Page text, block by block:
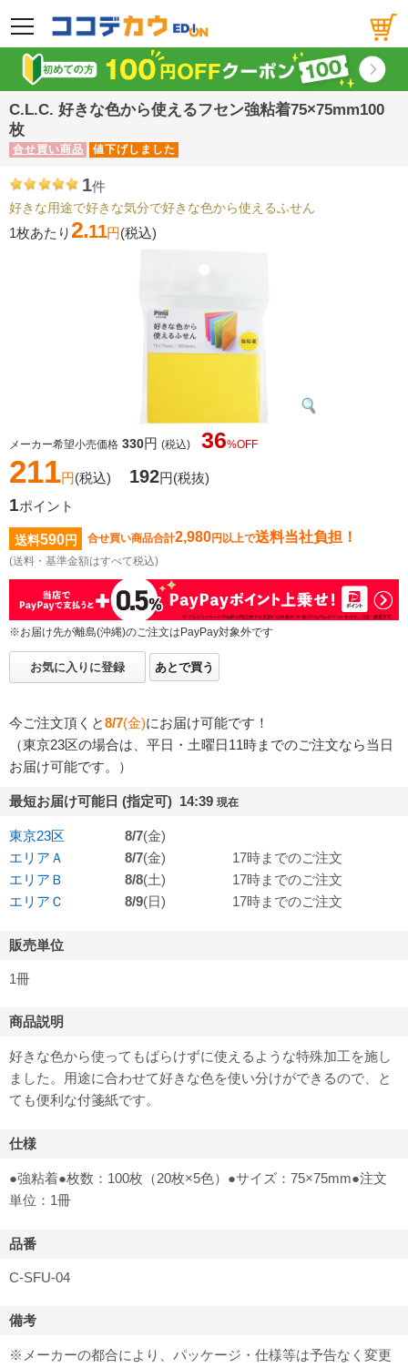
メニュー
C.L.C. 好きな色から使えるフセン強粘着75×75mm100
枚
合せ買い商品 値下げしました
1件
好きな用途で好きな気分で好きな色から使えるふせん
1枚あたり2.11円(税込)
メーカー希望小売価格 330円 (税込) 36%OFF
211円(税込) 192円(税抜)
1ポイント
送料590円 合せ買い商品合計2,980円以上で送料当社負担！
(送料・基準金額はすべて税込)
※お届け先が離島(沖縄)のご注文はPayPay対象外です
お気に入りに登録 あとで買う
今ご注文頂くと8/7(金)にお届け可能です！
（東京23区の場合は、平日・土曜日11時までのご注文なら当日
お届け可能です。）
最短お届け可能日 (指定可) 14:39 現在
東京23区 8/7(金)
エリアＡ
8/7(金)
17時までのご注文
エリアＢ
8/8(土)
17時までのご注文
エリアＣ
8/9(日) 17時までのご注文
販売単位
1冊
商品説明
好きな色から使ってもばらけずに使えるような特殊加工を施し
ました。用途に合わせて好きな色を使い分けができるので、と
ても便利な付箋紙です。
仕様
●強粘着●枚数：100枚（20枚×5色）●サイズ：75×75mm●注文
単位：1冊
品番
C-SFU-04
備考
※メーカーの都合により、パッケージ・仕様等は予告なく変更